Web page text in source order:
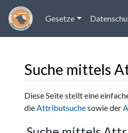
Gesetze
Suche mittels
Wechseln zu:Navigation,
Diese Seite stellt eine
dieAttributsuchesowie der